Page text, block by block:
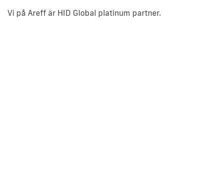
Vi på Areff är HID Global platinum partner.